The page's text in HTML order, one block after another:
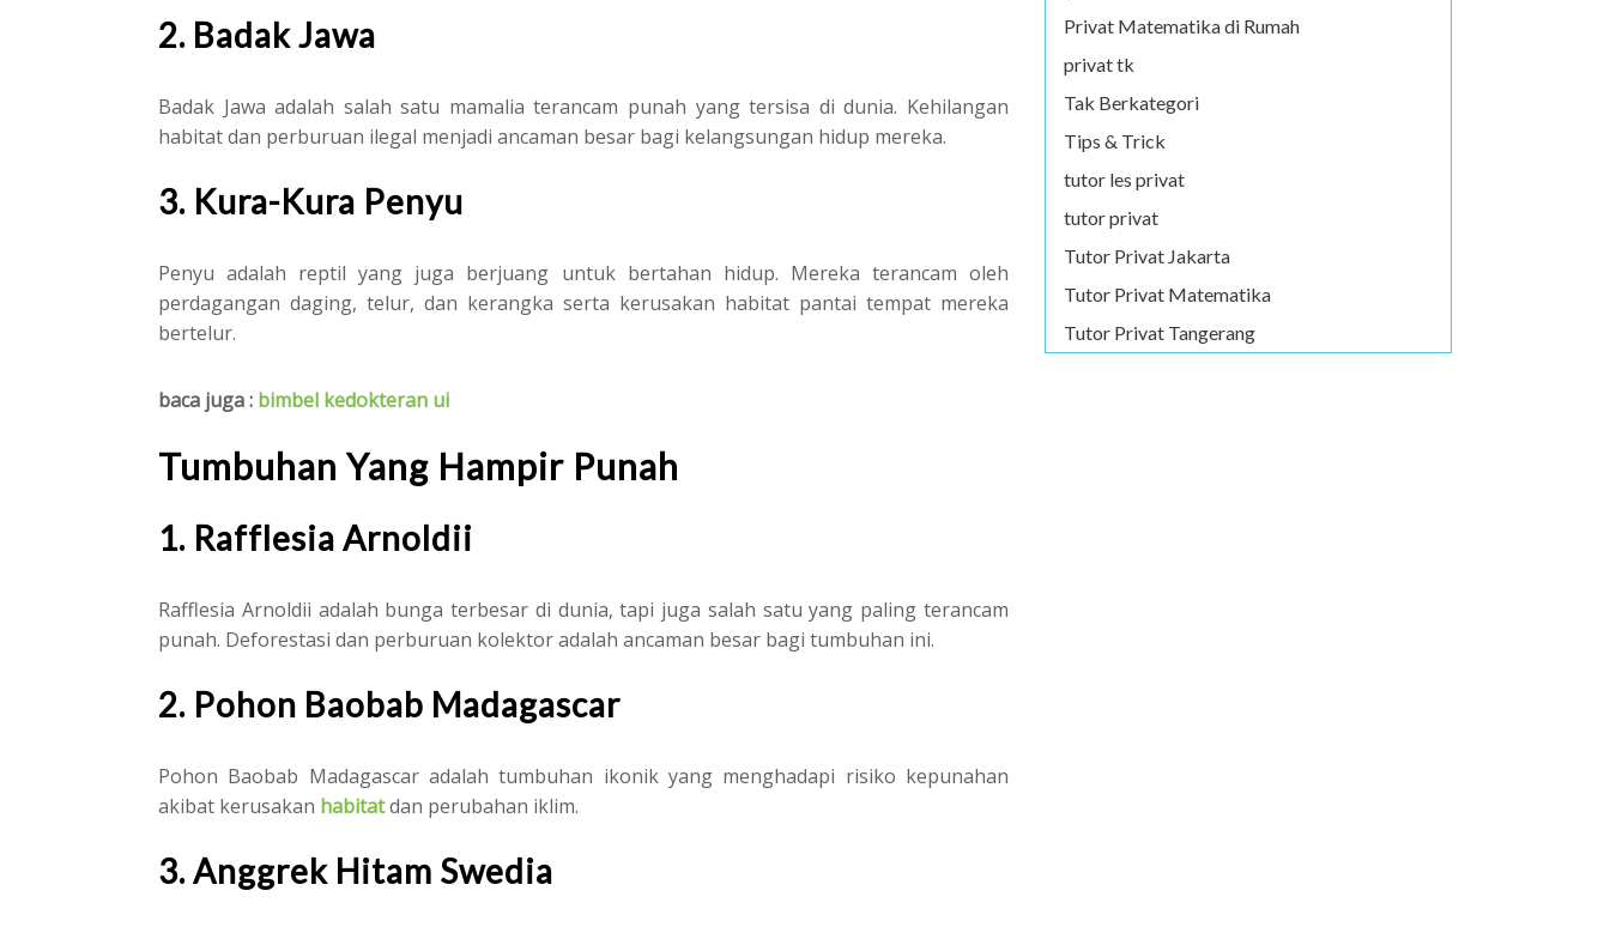
2. Badak Jawa
Badak Jawa adalah salah satu mamalia terancam punah yang tersisa di dunia. Kehilangan
habitat dan perburuan ilegal menjadi ancaman besar bagi kelangsungan hidup mereka.
3. Kura-Kura Penyu
Penyu adalah reptil yang juga berjuang untuk bertahan hidup. Mereka terancam oleh
perdagangan daging, telur, dan kerangka serta kerusakan habitat pantai tempat mereka
bertelur.
baca juga : bimbel kedokteran ui
Tumbuhan Yang Hampir Punah
1. Rafflesia Arnoldii
Rafflesia Arnoldii adalah bunga terbesar di dunia, tapi juga salah satu yang paling terancam
punah. Deforestasi dan perburuan kolektor adalah ancaman besar bagi tumbuhan ini.
2. Pohon Baobab Madagascar
Pohon Baobab Madagascar adalah tumbuhan ikonik yang menghadapi risiko kepunahan
akibat kerusakan habitatdan perubahan iklim.
3. Anggrek Hitam Swedia
Privat Matematika di Rumah
privat tk
Tak Berkategori
Tips & Trick
tutor les privat
tutor privat
Tutor Privat Jakarta
Tutor Privat Matematika
Tutor Privat Tangerang